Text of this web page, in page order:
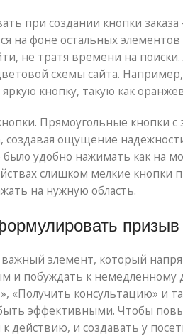
при создании кнопки
на фоне остальных
не тратя времени на
схемы сайта.
кнопку, такую как
Прямоугольные кнопки с
создавая ощущение
удобно нажимать как на
слишком мелкие кнопки
на нужную область.
элемент, который
и побуждать к немедленному
«Получить консультацию» и
эффективными. Чтобы
и создавать у